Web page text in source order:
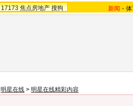
17173 焦点房地产 搜狗 新闻 -
明星在线 > 明星在线精彩内容